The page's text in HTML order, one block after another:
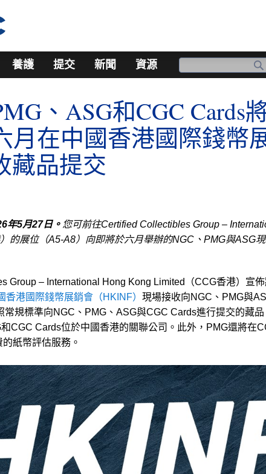
養護 提交 新聞 資源
、ASG和CGC Cards
月在中國香港國際錢幣
藏品提交
年5月27日。 您可前往Certified Collectibles Group –
的展位（A5-A8）向即將於六月舉辦的NGC、PMG與ASG
Group – International Hong Kong Limited（CCG香港）宣
香港國際錢幣展銷會（HKINF） 現場接收向NGC、PMG與
常規標準向NGC、PMG、ASG與CGC Cards進行提交的藏
CGC Cards位於中國香港的關聯公司。此外，PMG還將在
的紙幣評估服務。